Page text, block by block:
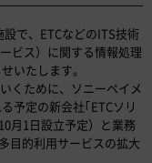
で、ETCなどのITS技術
ビス）に関する情報処理
いたします。
くために、ソニーペイメ
予定の新会社｢ETCソリ
月1日設立予定）と業務
目的利用サービスの拡大